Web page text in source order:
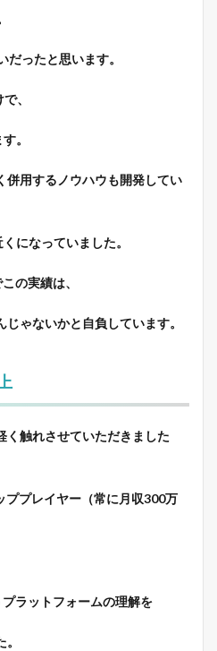
ったと思います。
、
。
併用するノウハウも開発してい
になっていました。
の実績は、
ゃないかと自負しています。
く触れさせていただきました
プレイヤー（常に月収300万
ラットフォームの理解を